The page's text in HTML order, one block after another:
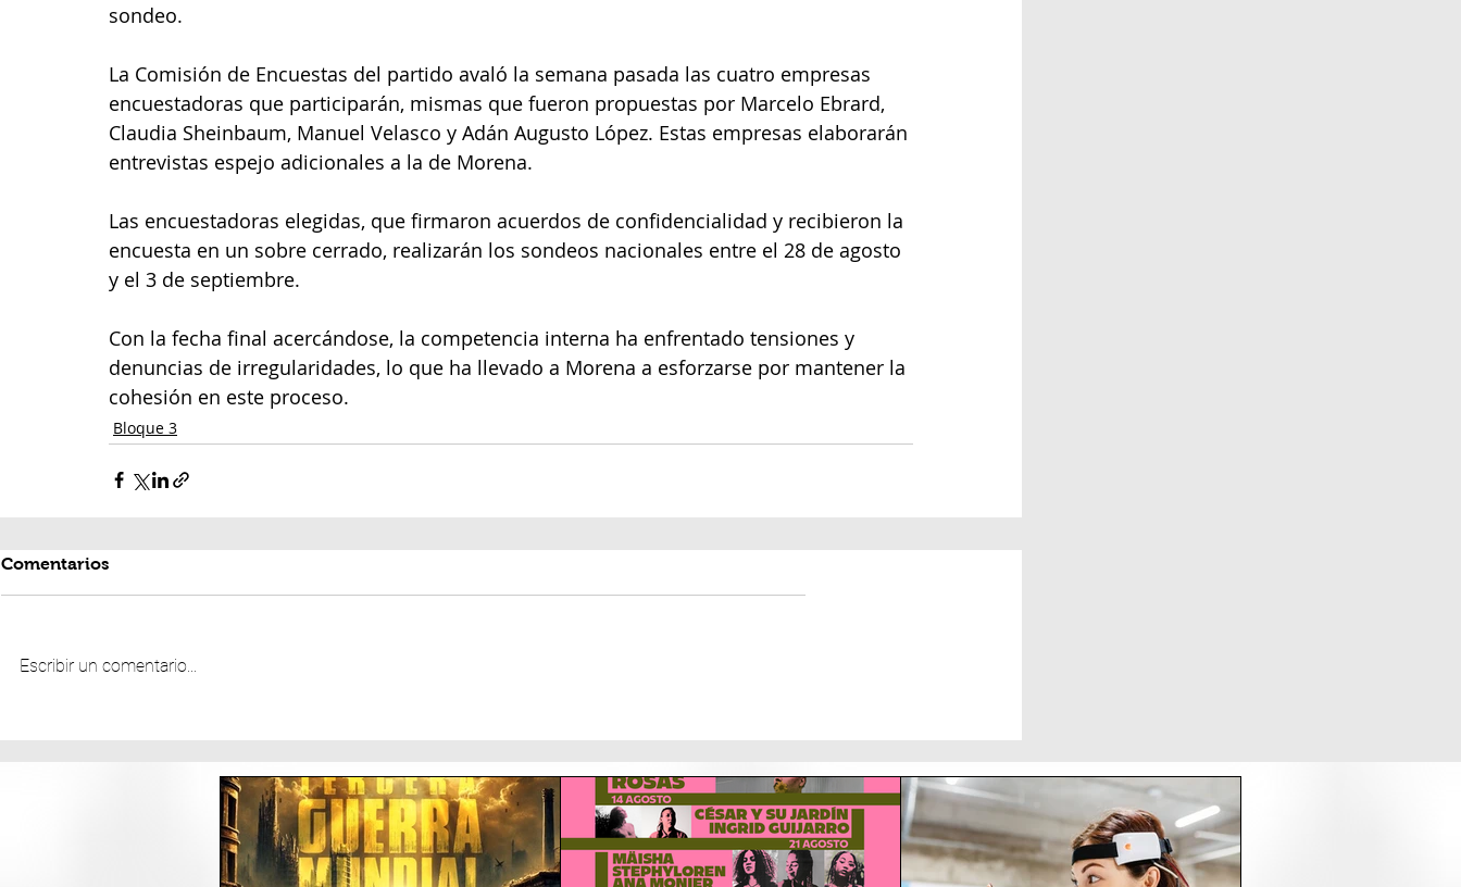
sondeo.
La Comisión de Encuestas del partido avaló la semana pasada las cuatro empresas
encuestadoras que participarán, mismas que fueron propuestas por Marcelo Ebrard,
Claudia Sheinbaum, Manuel Velasco y Adán Augusto López. Estas empresas elaborarán
entrevistas espejo adicionales a la de Morena.
Las encuestadoras elegidas, que firmaron acuerdos de confidencialidad y recibieron la
encuesta en un sobre cerrado, realizarán los sondeos nacionales entre el 28 de agosto
y el 3 de septiembre.
Con la fecha final acercándose, la competencia interna ha enfrentado tensiones y
denuncias de irregularidades, lo que ha llevado a Morena a esforzarse por mantener la
cohesión en este proceso.
Bloque 3
Comentarios
Escribir un comentario...